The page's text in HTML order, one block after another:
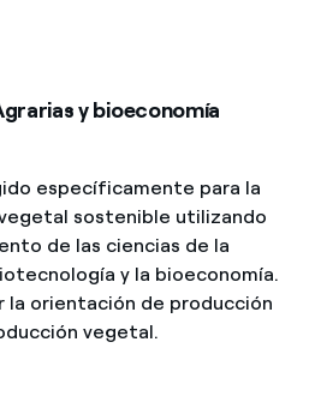
y bioeconomía
específicamente para la
sostenible utilizando
de las ciencias de la
y la bioeconomía.
orientación de producción
vegetal.